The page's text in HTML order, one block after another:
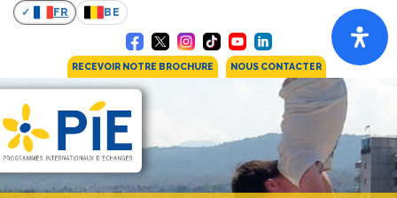
FR BE
RECEVOIR NOTRE BROCHURE NOUS CONTACTER